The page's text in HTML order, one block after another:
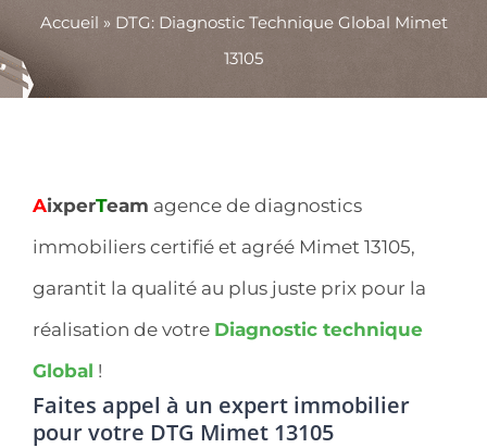
Accueil » DTG: Diagnostic Technique Global Mimet
13105
AixperTeam agence de diagnostics
immobiliers certifié et agréé Mimet 13105,
garantit la qualité au plus juste prix pour la
réalisation de votre Diagnostic technique
Global !
Faites appel à un expert immobilier
pour votre DTG Mimet 13105